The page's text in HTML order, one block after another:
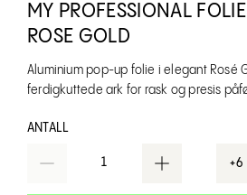
MY PROFESSIONAL
ROSE GOLD
Aluminium pop-up folie i elegant Rosé
ferdigkuttede ark for rask og presis
ANTALL
1 +6